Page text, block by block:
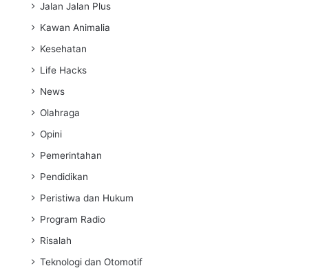
Jalan Jalan Plus
Kawan Animalia
Kesehatan
Life Hacks
News
Olahraga
Opini
Pemerintahan
Pendidikan
Peristiwa dan Hukum
Program Radio
Risalah
Teknologi dan Otomotif